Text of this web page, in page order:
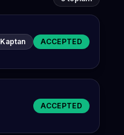
Kaptan ACCEPTED
ACCEPTED